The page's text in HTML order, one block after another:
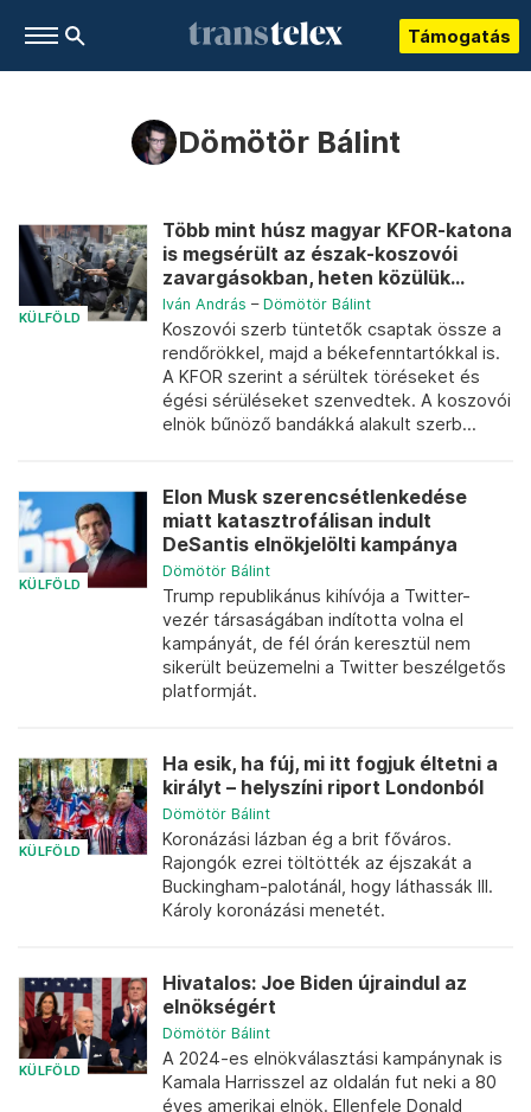
Támogatás
Dömötör Bálint
KÜLFÖLD
Több mint húsz magyar KFOR-katona
is megsérült az észak-koszovói
zavargásokban, heten közülük...
Iván András – Dömötör Bálint
Koszovói szerb tüntetők csaptak össze a
rendőrökkel, majd a békefenntartókkal is.
A KFOR szerint a sérültek töréseket és
égési sérüléseket szenvedtek. A koszovói
elnök bűnöző bandákká alakult szerb...
KÜLFÖLD
Elon Musk szerencsétlenkedése
miatt katasztrofálisan indult
DeSantis elnökjelölti kampánya
Dömötör Bálint
Trump republikánus kihívója a Twitter-
vezér társaságában indította volna el
kampányát, de fél órán keresztül nem
sikerült beüzemelni a Twitter beszélgetős
platformját.
KÜLFÖLD
Ha esik, ha fúj, mi itt fogjuk éltetni a
királyt – helyszíni riport Londonból
Dömötör Bálint
Koronázási lázban ég a brit főváros.
Rajongók ezrei töltötték az éjszakát a
Buckingham-palotánál, hogy láthassák III.
Károly koronázási menetét.
KÜLFÖLD
Hivatalos: Joe Biden újraindul az
elnökségért
Dömötör Bálint
A 2024-es elnökválasztási kampánynak is
Kamala Harrisszel az oldalán fut neki a 80
éves amerikai elnök. Ellenfele Donald